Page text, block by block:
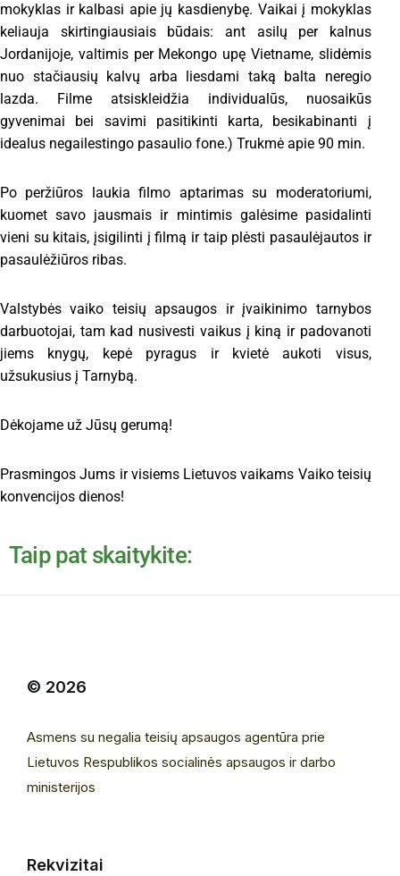
mokyklas ir kalbasi apie jų kasdienybę. Vaikai į mokyklas
keliauja skirtingiausiais būdais: ant asilų per kalnus
Jordanijoje, valtimis per Mekongo upę Vietname, slidėmis
nuo stačiausių kalvų arba liesdami taką balta neregio
lazda. Filme atsiskleidžia individualūs, nuosaikūs
gyvenimai bei savimi pasitikinti karta, besikabinanti į
idealus negailestingo pasaulio fone.) Trukmė apie 90 min.
Po peržiūros laukia filmo aptarimas su moderatoriumi,
kuomet savo jausmais ir mintimis galėsime pasidalinti
vieni su kitais, įsigilinti į filmą ir taip plėsti pasaulėjautos ir
pasaulėžiūros ribas.
Valstybės vaiko teisių apsaugos ir įvaikinimo tarnybos
darbuotojai, tam kad nusivesti vaikus į kiną ir padovanoti
jiems knygų, kepė pyragus ir kvietė aukoti visus,
užsukusius į Tarnybą.
Dėkojame už Jūsų gerumą!
Prasmingos Jums ir visiems Lietuvos vaikams Vaiko teisių
konvencijos dienos!
Taip pat skaitykite:
© 2026
Asmens su negalia teisių apsaugos agentūra prie
Lietuvos Respublikos socialinės apsaugos ir darbo
ministerijos
Rekvizitai